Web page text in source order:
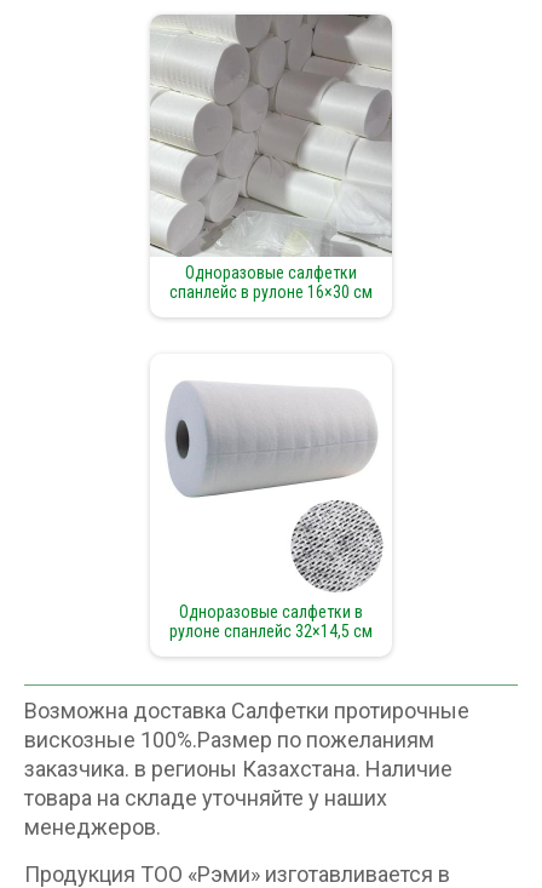
Одноразовые салфетки
спанлейс в рулоне 16×30 см
Одноразовые салфетки в
рулоне спанлейс 32×14,5 см
Возможна доставка Салфетки протирочные
вискозные 100%.Размер по пожеланиям
заказчика. в регионы Казахстана. Наличие
товара на складе уточняйте у наших
менеджеров.
Продукция ТОО «Рэми» изготавливается в